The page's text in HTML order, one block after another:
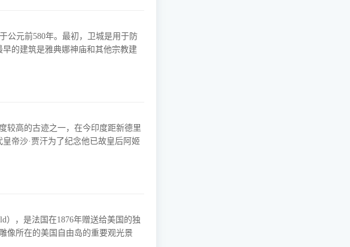
的建筑是雅典娜神庙和其他宗教建
较高的古迹之一，在今印度距新德里
帝沙·贾汗为了纪念他已故皇后阿姬
），是法国在1876年赠送给美国的独
像所在的美国自由岛的重要观光景